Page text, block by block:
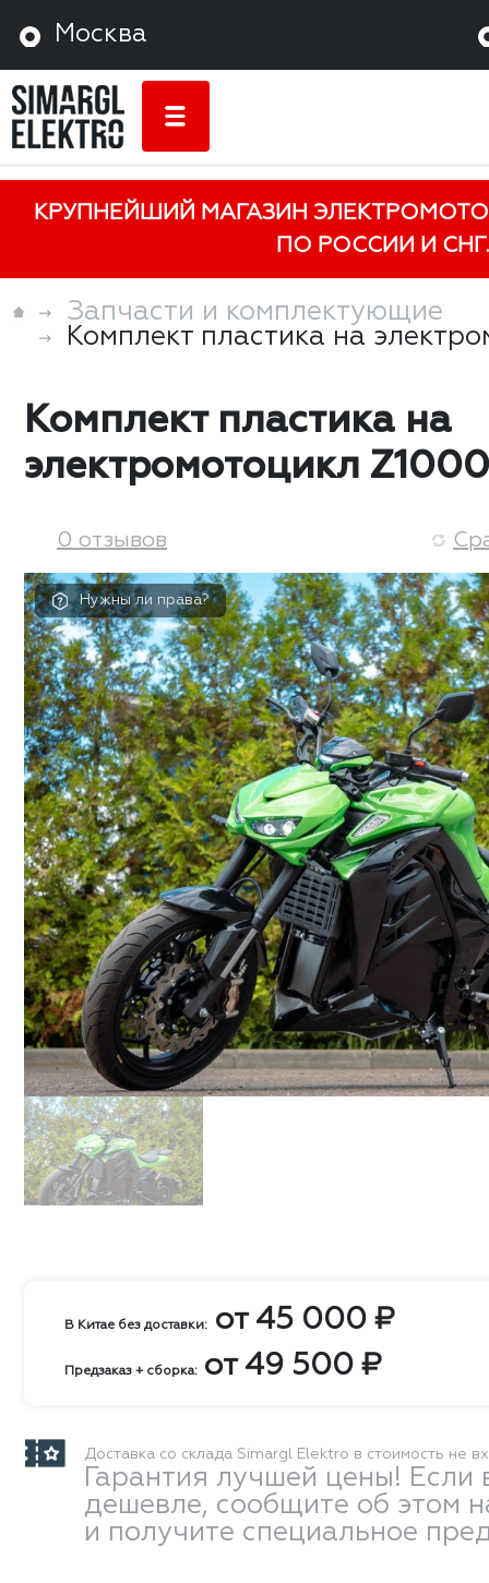
Москва
КРУПНЕЙШИЙ МАГАЗИН
ПО РОССИИ И СНГ.
Запчасти и комплектующие
Комплект пластика на
Комплект пластика на
электромотоцикл Z1000
0 отзывов
Нужны ли права?
В Китае без доставки: от 45 000 ₽
Предзаказ + сборка: от 49 500 ₽
Доставка со склада Simargl Elektro в стоимость не
Гарантия лучшей цены! Если
дешевле, сообщите об этом
и получите специальное